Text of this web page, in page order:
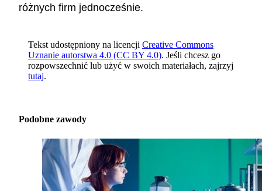
różnych firm jednocześnie.
Tekst udostępniony na licencji Creative Commons
Uznanie autorstwa 4.0 (CC BY 4.0). Jeśli chcesz go
rozpowszechnić lub użyć w swoich materiałach, zajrzyj
tutaj.
Podobne zawody